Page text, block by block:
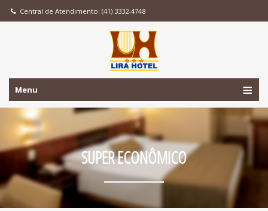
Central de Atendimento: (41) 3332-4748
Menu
SUPER ECONÔMICO